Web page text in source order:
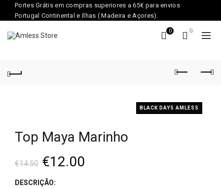
Portes Grátis em compras superiores a 65€ para envios
Portugal Continental e Ilhas ( Madeira e Açores).
0 0
BLACK DAYS AMLESS
Top Maya Marinho
€14.50 €12.00
DESCRIÇÃO: